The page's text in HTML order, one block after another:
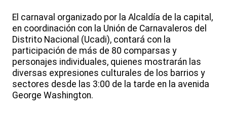
El carnaval organizado por la Alcaldía de la capital,
en coordinación con la Unión de Carnavaleros del
Distrito Nacional (Ucadi), contará con la
participación de más de 80 comparsas y
personajes individuales, quienes mostrarán las
diversas expresiones culturales de los barrios y
sectores desde las 3:00 de la tarde en la avenida
George Washington.